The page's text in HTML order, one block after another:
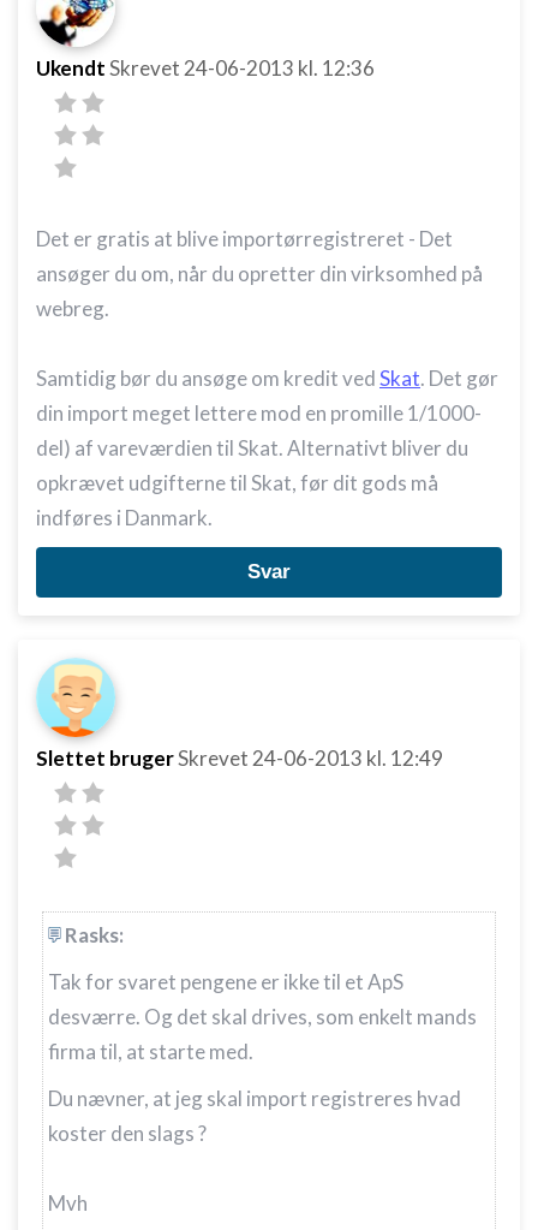
UkendtSkrevet 24-06-2013 kl. 12:36
Det er gratis at blive importørregistreret - Det
ansøger du om, når du opretter din virksomhed på
webreg.
Samtidig bør du ansøge om kredit vedSkat. Det gør
din import meget lettere mod en promille 1/1000-
del) af vareværdien til Skat. Alternativt bliver du
opkrævet udgifterne til Skat, før dit gods må
indføres i Danmark.
Svar
Slettet brugerSkrevet 24-06-2013 kl. 12:49
Rasks:
Tak for svaret pengene er ikke til et ApS
desværre. Og det skal drives, som enkelt mands
firma til, at starte med.
Du nævner, at jeg skal import registreres hvad
koster den slags ?
Mvh